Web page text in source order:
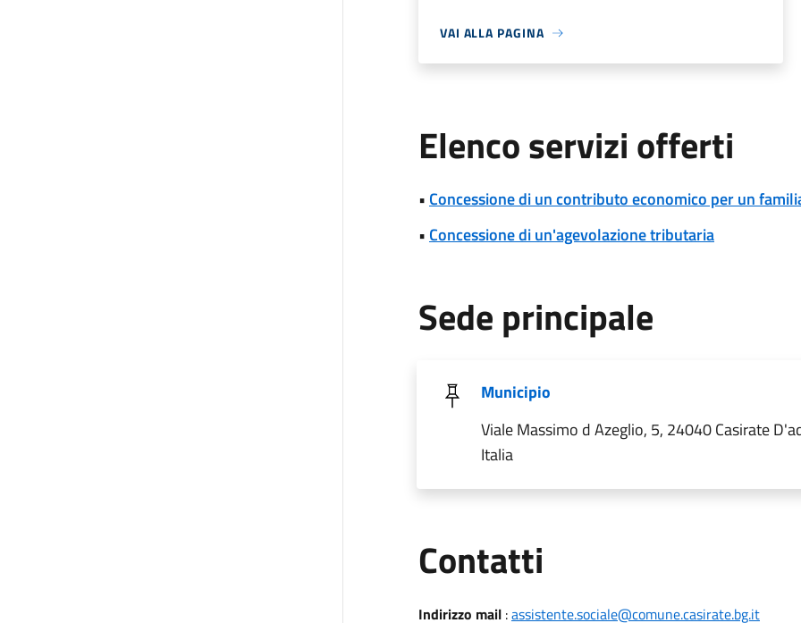
VAI ALLA PAGINA
Elenco servizi offerti
• Concessione di un contributo economico per un
• Concessione di un'agevolazione tributaria
Sede principale
Municipio
Viale Massimo d Azeglio, 5, 24040 Casirate
Italia
Contatti
Indirizzo mail:assistente.sociale@comune.casirate.bg.it